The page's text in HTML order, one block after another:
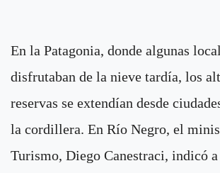
En la Patagonia, donde algunas
disfrutaban de la nieve tardía, los
reservas se extendían desde
la cordillera. En Río Negro, el
Turismo, Diego Canestraci, indicó